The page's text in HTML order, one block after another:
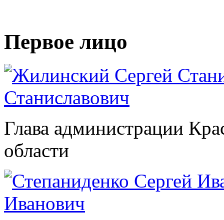
Первое лицо
Станиславович
Глава администрации
области
Иванович